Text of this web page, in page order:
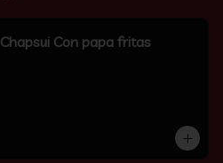
Chapsui Con papa fritas